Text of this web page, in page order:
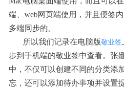
端、web网页端使用，并且便签
多端同步的。
所以我们记录在电脑版敬业签
步到手机端的敬业签中查看。张
中，不仅可以创建不同的分类添
忘，还可以添加待办事项并设置